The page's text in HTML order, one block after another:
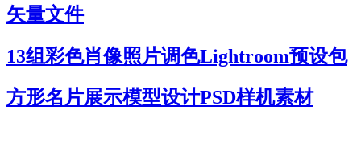
矢量文件
13组彩色肖像照片调色Lightroom预设包
方形名片展示模型设计PSD样机素材